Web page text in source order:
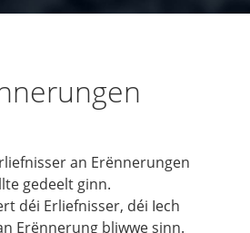
an Erënnerungen
gedeelt ginn.
déi Erliefnisser, déi Iech
Erënnerung bliwwe sinn.